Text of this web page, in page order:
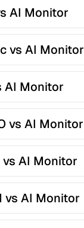
AI Monitor
vs AI Monitor
AI Monitor
vs AI Monitor
vs AI Monitor
vs AI Monitor